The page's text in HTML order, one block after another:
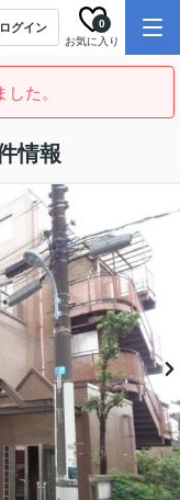
ログイン
お気に入り
0
た。
情報